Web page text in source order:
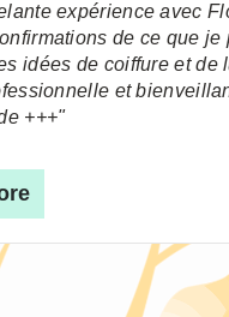
expérience avec
de ce que je
idées de coiffure et de
et
+++"